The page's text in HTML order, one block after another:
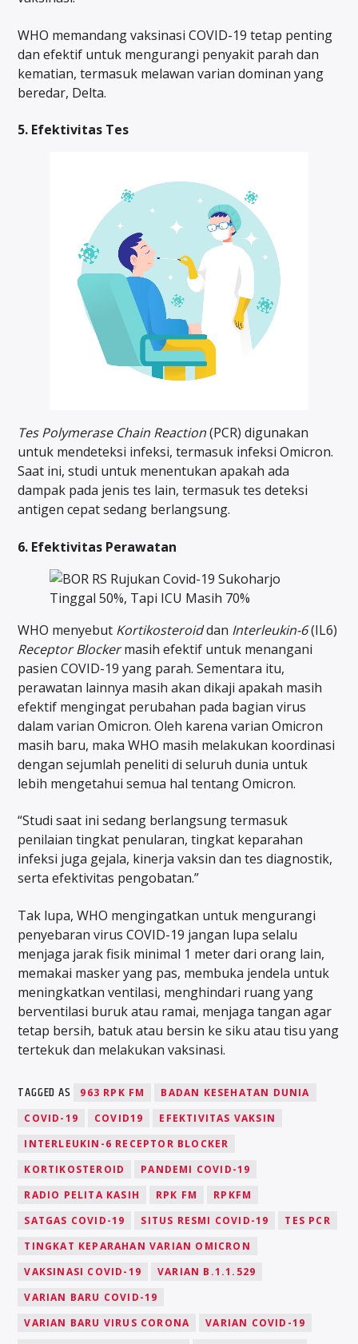
WHO memandang vaksinasi COVID-19 tetap penting
dan efektif untuk mengurangi penyakit parah dan
kematian, termasuk melawan varian dominan yang
beredar, Delta.
5. Efektivitas Tes
Tes Polymerase Chain Reaction(PCR) digunakan
untuk mendeteksi infeksi, termasuk infeksi Omicron.
Saat ini, studi untuk menentukan apakah ada
dampak pada jenis tes lain, termasuk tes deteksi
antigen cepat sedang berlangsung.
6. Efektivitas Perawatan
WHO menyebut Kortikosteroiddan Interleukin-6(IL6)
Receptor Blockermasih efektif untuk menangani
pasien COVID-19 yang parah. Sementara itu,
perawatan lainnya masih akan dikaji apakah masih
efektif mengingat perubahan pada bagian virus
dalam varian Omicron. Oleh karena varian Omicron
masih baru, maka WHO masih melakukan koordinasi
dengan sejumlah peneliti di seluruh dunia untuk
lebih mengetahui semua hal tentang Omicron.
“Studi saat ini sedang berlangsung termasuk
penilaian tingkat penularan, tingkat keparahan
infeksi juga gejala, kinerja vaksin dan tes diagnostik,
serta efektivitas pengobatan.”
Tak lupa, WHO mengingatkan untuk mengurangi
penyebaran virus COVID-19 jangan lupa selalu
menjaga jarak fisik minimal 1 meter dari orang lain,
memakai masker yang pas, membuka jendela untuk
meningkatkan ventilasi, menghindari ruang yang
berventilasi buruk atau ramai, menjaga tangan agar
tetap bersih, batuk atau bersin ke siku atau tisu yang
tertekuk dan melakukan vaksinasi.
TAGGED AS 963 RPK FM
BADAN KESEHATAN DUNIA
COVID-19
COVID19
EFEKTIVITAS VAKSIN
INTERLEUKIN-6 RECEPTOR BLOCKER
KORTIKOSTEROID
PANDEMI COVID-19
RADIO PELITA KASIH
RPK FM
RPKFM
SATGAS COVID-19
SITUS RESMI COVID-19
TES PCR
TINGKAT KEPARAHAN VARIAN OMICRON
VAKSINASI COVID-19
VARIAN B.1.1.529
VARIAN BARU COVID-19
VARIAN BARU VIRUS CORONA
VARIAN COVID-19